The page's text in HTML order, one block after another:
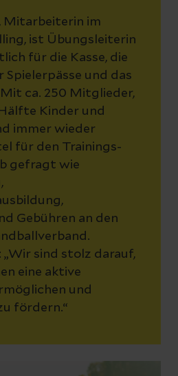
Mitarbeiterin im
ist Übungsleiterin
für die Kasse, die
und das
ca. 250 Mitglieder,
Kinder und
immer wieder
für den Trainings-
gefragt wie
Gebühren an den
„Wir sind stolz darauf,
eine aktive
und
fördern.“